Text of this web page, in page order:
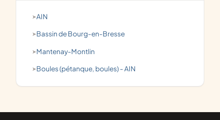
AIN
Bassin de Bourg-en-Bresse
Mantenay-Montlin
Boules (pétanque, boules) - AIN